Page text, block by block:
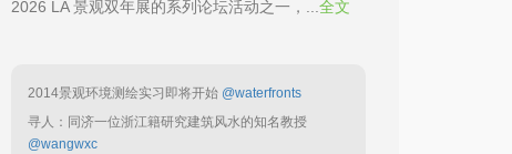
2026 LA 景观双年展的系列论坛活动之一，... 全文
2014景观环境测绘实习即将开始 @waterfronts
寻人：同济一位浙江籍研究建筑风水的知名教授
@wangwxc